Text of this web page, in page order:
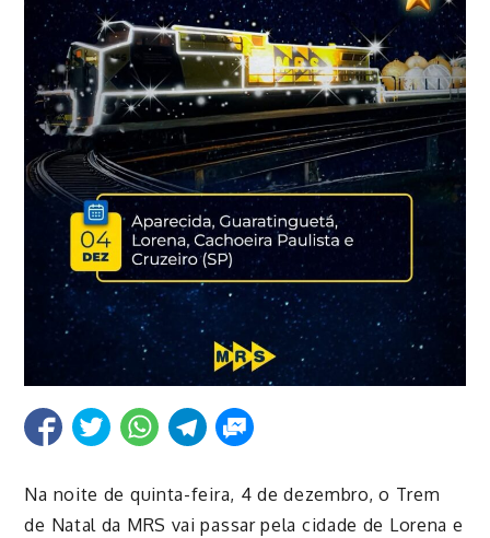
Na noite de quinta-feira, 4 de dezembro, o Trem
de Natal da MRS vai passar pela cidade de Lorena e